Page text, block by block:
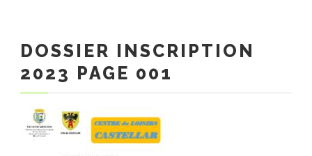
DOSSIER INSCRIPTION
2023 PAGE 001